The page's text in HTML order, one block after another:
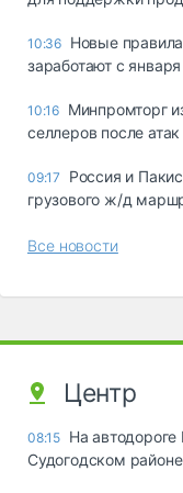
10:36 Новые
заработают с
10:16 Минпромторг
селлеров после
09:17
Россия и
грузового ж/д
Все новости
Центр
08:15 На
Судогодском